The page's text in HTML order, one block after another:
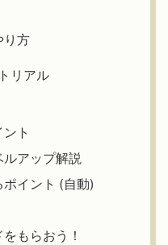
り方
リアル
ト
アップ解説
ポイント (自動)
もらおう！